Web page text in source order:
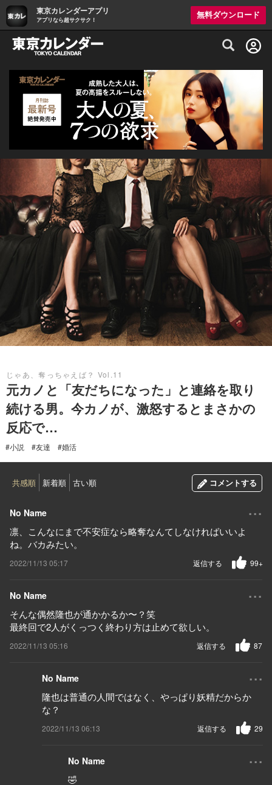
東京カレンダーアプリ
アプリなら超サクサク！
無料ダウンロード
グルメ情報・プレミアムレストラン予約
じゃあ、奪っちゃえば？ Vol.11
元カノと「友だちになった」と連絡を取り
続ける男。今カノが、激怒するとまさかの
反応で…
#小説 #友達 #婚活
共感順 新着順 古い順 コメントする
No Name ...
凛、こんなにまで不安症なら略奪なんてしなければいいよ
ね。バカみたい。
2022/11/13 05:17 99+
返信する
No Name ...
そんな偶然隆也が通かかるか〜？笑
最終回で2人がくっつく終わり方は止めて欲しい。
2022/11/13 05:16 87
返信する
No Name ...
隆也は普通の人間ではなく、やっぱり妖精だからか
な？
2022/11/13 06:13 29
返信する
No Name ...
🤣